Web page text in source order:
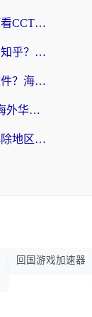
海外党亲测：在海外如何看CCTV？告别“仅限大陆播放”的实用指南
央视影音在海外可以看吗知乎？留学生亲测：3步解决地域限制+追剧自由
在国外怎么看咪咕视频软件？海外党亲测有效的回国加速方案
12123在国外能登录吗？海外华人必看的回国加速实用指南
海外党追剧必备：手机解除地区限制app怎么选？解决央视视频&国内剧地区限制全指南
回国游戏加速器